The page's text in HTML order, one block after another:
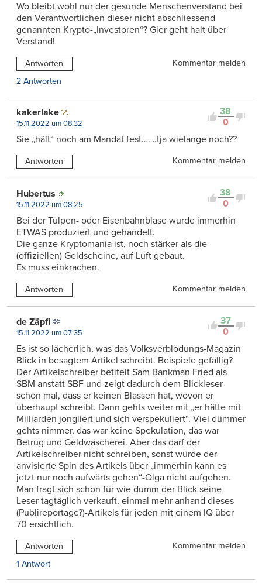
Wo bleibt wohl nur der gesunde Menschenverstand bei
den Verantwortlichen dieser nicht abschliessend
genannten Krypto-„Investoren“? Gier geht halt über
Verstand!
Antworten
Kommentar melden
2 Antworten
38
0
kakerlake
15.11.2022 um 08:32
Sie „hält“ noch am Mandat fest…….tja wielange noch??
Antworten Kommentar melden
38
0
Hubertus
15.11.2022 um 08:25
Bei der Tulpen- oder Eisenbahnblase wurde immerhin
ETWAS produziert und gehandelt.
Die ganze Kryptomania ist, noch stärker als die
(offiziellen) Geldscheine, auf Luft gebaut.
Es muss einkrachen.
Antworten Kommentar melden
37
0
de Zäpfi
15.11.2022 um 07:35
Es ist so lächerlich, was das Volksverblödungs-Magazin
Blick in besagtem Artikel schreibt. Beispiele gefällig?
Der Artikelschreiber betitelt Sam Bankman Fried als
SBM anstatt SBF und zeigt dadurch dem Blickleser
schon mal, dass er keinen Blassen hat, wovon er
überhaupt schreibt. Dann gehts weiter mit „er hätte mit
Milliarden jongliert und sich verspekuliert“. Viel dümmer
gehts nimmer, das war keine Spekulation, das war
Betrug und Geldwäscherei. Aber das darf der
Artikelschreiber nicht schreiben, sonst würde der
anvisierte Spin des Artikels über „immerhin kann es
jetzt nur noch aufwärts gehen“-Olga nicht aufgehen.
Man fragt sich schon für wie dumm der Blick seine
Leser tagtäglich verkauft, einmal mehr anhand dieses
(Publireportage?)-Artikels für jeden mit einem IQ über
70 ersichtlich.
Antworten
Kommentar melden
1 Antwort